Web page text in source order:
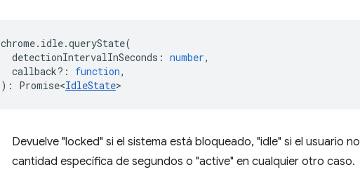
chrome. idle.queryState(
detectionIntervalInSeconds : number,
callback? : function,
) : Promise<IdleState>
Devuelve "locked" si el sistema está bloqueado, "idle" si el usuario
cantidad específica de segundos o "active" en cualquier otro caso.